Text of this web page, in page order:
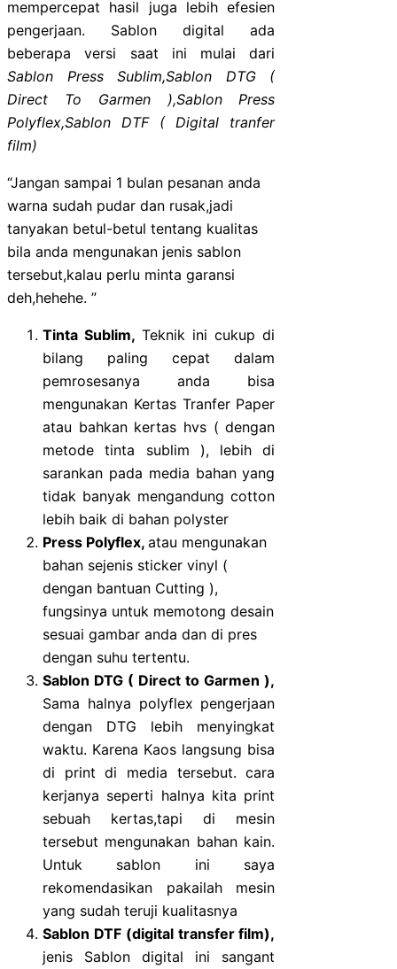
mempercepat hasil juga lebih efesien
pengerjaan. Sablon digital ada
beberapa versi saat ini mulai dari
Sablon Press Sublim,Sablon
DTG (
Direct To Garmen ),Sablon Press
Polyflex,Sablon DTF ( Digital tranfer
film)
“Jangan sampai 1 bulan pesanan anda
warna sudah pudar dan rusak,jadi
tanyakan betul-betul tentang kualitas
bila anda mengunakan jenis sablon
tersebut,kalau perlu minta garansi
deh,hehehe. ”
Tinta Sublim, Teknik ini cukup di
bilang paling cepat dalam
pemrosesanya anda bisa
mengunakan Kertas Tranfer Paper
atau bahkan kertas hvs ( dengan
metode tinta sublim ), lebih di
sarankan pada media bahan yang
tidak banyak mengandung cotton
lebih baik di bahan polyster
Press Polyflex, atau mengunakan
bahan sejenis sticker vinyl (
dengan bantuan Cutting ),
fungsinya untuk memotong desain
sesuai gambar anda dan di pres
dengan suhu tertentu.
Sablon DTG ( Direct to Garmen ),
Sama halnya polyflex pengerjaan
dengan DTG lebih menyingkat
waktu. Karena Kaos langsung bisa
di print di media tersebut. cara
kerjanya seperti halnya kita print
sebuah kertas,tapi di mesin
tersebut mengunakan bahan kain.
Untuk sablon ini saya
rekomendasikan pakailah mesin
yang sudah teruji kualitasnya
Sablon DTF (digital transfer film),
jenis Sablon digital ini sangant